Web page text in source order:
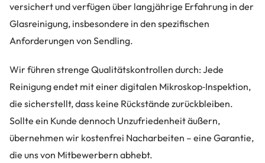
versichert und verfügen über langjährige Erfahrung in der
Glasreinigung, insbesondere in den spezifischen
Anforderungen von Sendling.
Wir führen strenge Qualitätskontrollen durch: Jede
Reinigung endet mit einer digitalen Mikroskop‑Inspektion,
die sicherstellt, dass keine Rückstände zurückbleiben.
Sollte ein Kunde dennoch Unzufriedenheit äußern,
übernehmen wir kostenfrei Nacharbeiten – eine Garantie,
die uns von Mitbewerbern abhebt.